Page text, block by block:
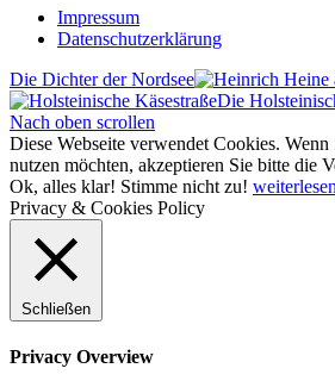
Impressum
Datenschutzerklärung
Die Dichter der Nordsee
Die
Nach oben scrollen
Diese Webseite verwendet Cookies. Wenn
nutzen möchten, akzeptieren Sie bitte die
Ok, alles klar! Stimme nicht zu! weiterlesen
Privacy & Cookies Policy
Schließen
Privacy Overview